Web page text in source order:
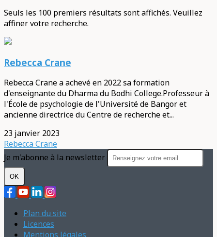
Seuls les 100 premiers résultats sont affichés. Veuillez
affiner votre recherche.
Rebecca Crane
Rebecca Crane a achevé en 2022 sa formation
d'enseignante du Dharma du Bodhi College.Professeur à
l'École de psychologie de l'Université de Bangor et
ancienne directrice du Centre de recherche et...
23 janvier 2023
Rebecca Crane
Je m'abonne à la newsletter
OK
Plan du site
Licences
Mentions légales